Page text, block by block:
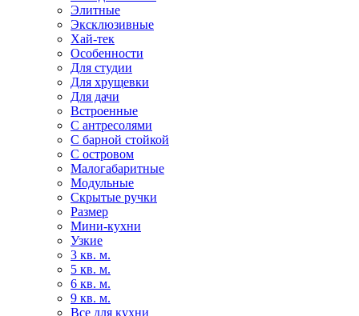
Элитные
Эксклюзивные
Хай-тек
Особенности
Для студии
Для хрущевки
Для дачи
Встроенные
С антресолями
С барной стойкой
С островом
Малогабаритные
Модульные
Скрытые ручки
Размер
Мини-кухни
Узкие
3 кв. м.
5 кв. м.
6 кв. м.
9 кв. м.
Все для кухни